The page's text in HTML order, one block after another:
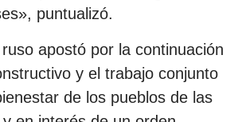
puntualizó.
apostó por la continuación
y el trabajo conjunto
de los pueblos de las